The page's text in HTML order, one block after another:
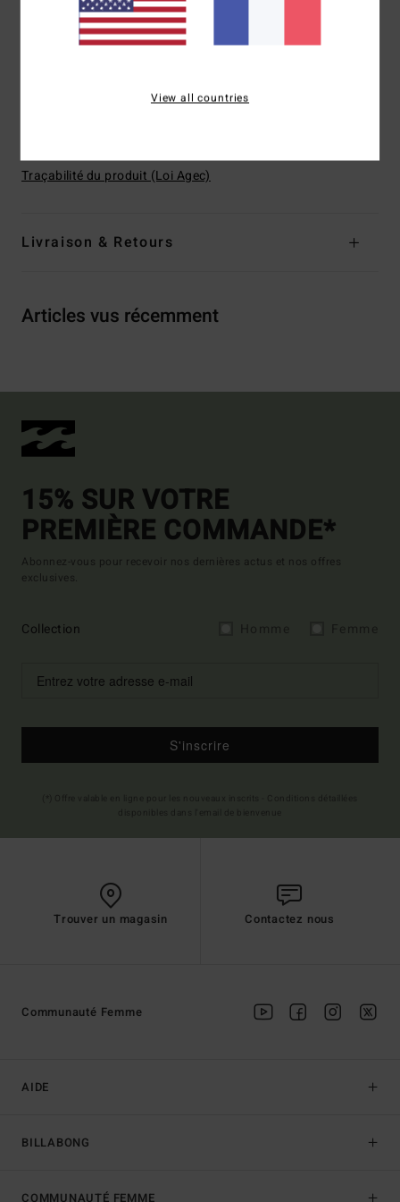
Coverage:Skimpy coverage
Medium rise
Traçabilité du produit (Loi Agec)
Livraison & Retours
Articles vus récemment
15% SUR VOTRE
PREMIÈRE COMMANDE*
Abonnez-vous pour recevoir nos dernières actus et nos offres
exclusives.
Collection
S'inscrire
Trouver un magasin Contactez nous
AIDE
BILLABONG
Communauté Femme
COMMUNAUTÉ FEMME
View all countries